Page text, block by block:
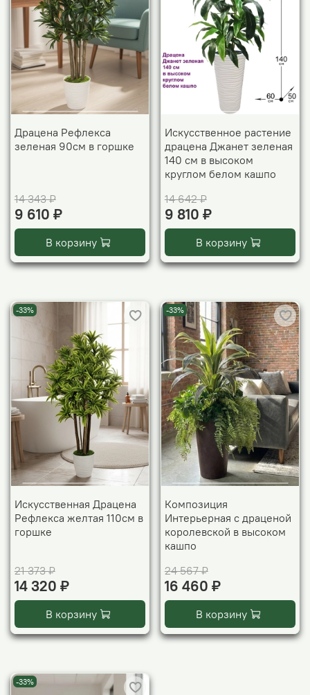
Драцена Рефлекса
зеленая 90см в горшке
14 343 ₽
9 610 ₽
В корзину
Искусственное растение
драцена Джанет зеленая
140 см в высоком
круглом белом кашпо
14 642 ₽
9 810 ₽
В корзину
-33%
Искусственная Драцена
Рефлекса желтая 110см в
горшке
21 373 ₽
14 320 ₽
В корзину
-33%
Композиция
Интерьерная с драценой
королевской в высоком
кашпо
24 567 ₽
16 460 ₽
В корзину
-33%